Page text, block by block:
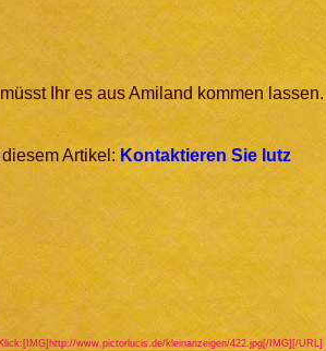
Ihr es aus Amiland kommen lassen.
Artikel: Kontaktieren Sie lutz
www.pictorlucis.de/kleinanzeigen/422.jpg[/IMG][/URL]